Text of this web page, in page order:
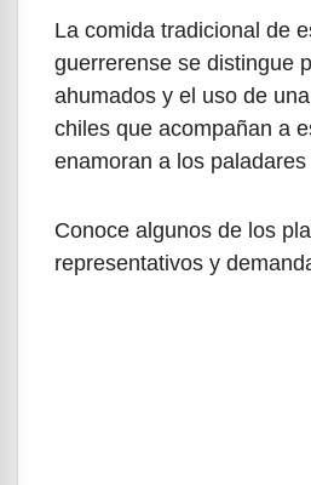
La comida tradicional de
guerrerense se distingue
ahumados y el uso de
chiles que acompañan a
enamoran a los
Conoce algunos de los
representativos y